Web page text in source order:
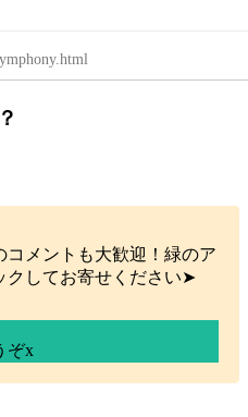
コメントも大歓迎！緑のア
クしてお寄せください➤
ぞx